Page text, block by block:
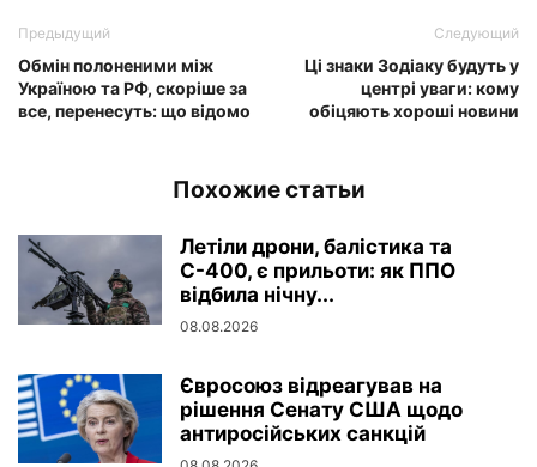
Предыдущий
Обмін полоненими між
Україною та РФ, скоріше за
все, перенесуть: що відомо
Следующий
Ці знаки Зодіаку будуть у
центрі уваги: кому
обіцяють хороші новини
Похожие статьи
Летіли дрони, балістика та
С-400, є прильоти: як ППО
відбила нічну...
08.08.2026
Євросоюз відреагував на
рішення Сенату США щодо
антиросійських санкцій